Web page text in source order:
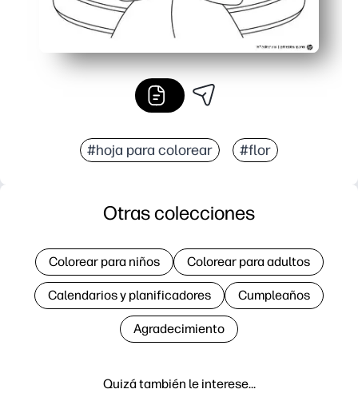
#hoja para colorear #flor
Quizá también le interese…
Otras colecciones
Colorear para niños Colorear para adultos
Calendarios y planificadores Cumpleaños
Agradecimiento